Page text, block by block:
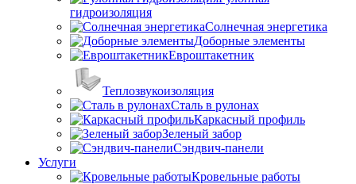
гидроизоляция
Солнечная энергетика
Доборные элементы
Евроштакетник
Теплозвукоизоляция
Сталь в рулонах
Каркасный профиль
Зеленый забор
Сэндвич-панели
Услуги
Кровельные работы